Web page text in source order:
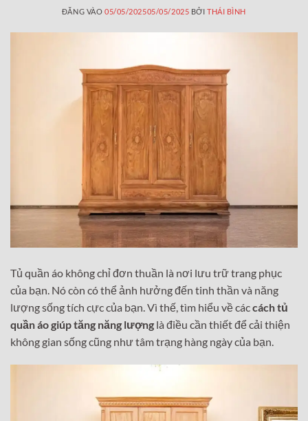
ĐĂNG VÀO 05/05/202505/05/2025 BỞITHÁI BÌNH
Tủ quần áo không chỉ đơn thuần là nơi lưu trữ trang phục
của bạn. Nó còn có thể ảnh hưởng đến tinh thần và năng
lượng sống tích cực của bạn. Vì thế, tìm hiểu về cáccách tủ
quần áo giúp tăng năng lượng là điều cần thiết để cải thiện
không gian sống cũng như tâm trạng hàng ngày của bạn.